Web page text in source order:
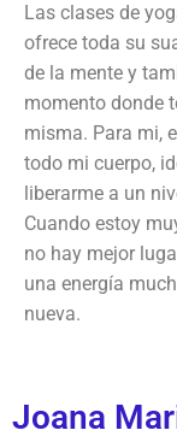
Las clases de
ofrece toda su
de la mente y
momento donde
misma. Para mi,
todo mi cuerpo,
liberarme a un
Cuando estoy
no hay mejor
una energía
nueva.
Joana